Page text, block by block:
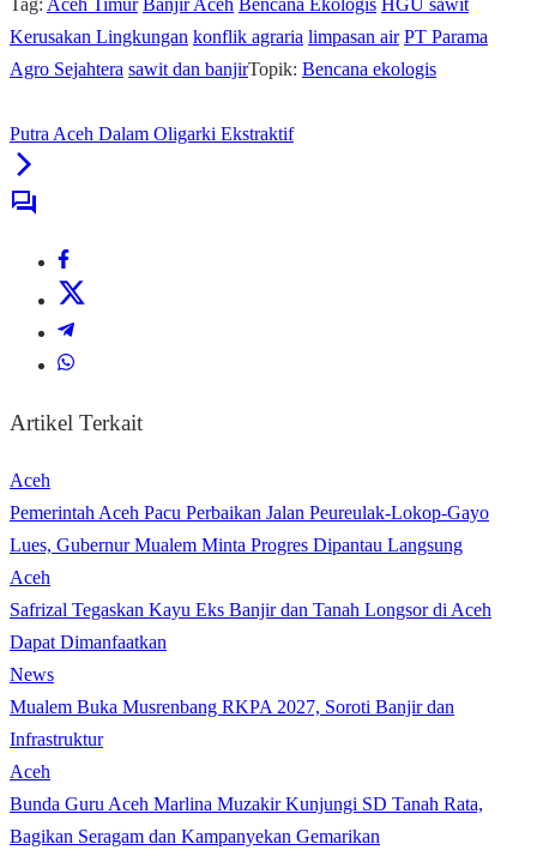
Tag: Aceh Timur Banjir Aceh Bencana Ekologis HGU sawit
Kerusakan Lingkungan konflik agraria limpasan air PT Parama
Agro Sejahtera sawit dan banjirTopik: Bencana ekologis
Putra Aceh Dalam Oligarki Ekstraktif
Artikel Terkait
Aceh
Pemerintah Aceh Pacu Perbaikan Jalan Peureulak-Lokop-Gayo
Lues, Gubernur Mualem Minta Progres Dipantau Langsung
Aceh
Safrizal Tegaskan Kayu Eks Banjir dan Tanah Longsor di Aceh
Dapat Dimanfaatkan
News
Mualem Buka Musrenbang RKPA 2027, Soroti Banjir dan
Infrastruktur
Aceh
Bunda Guru Aceh Marlina Muzakir Kunjungi SD Tanah Rata,
Bagikan Seragam dan Kampanyekan Gemarikan